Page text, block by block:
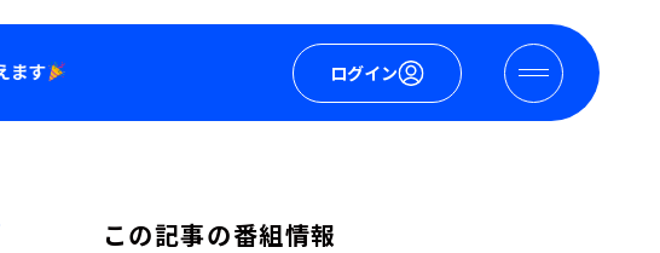
ログイン
この記事の番組情報